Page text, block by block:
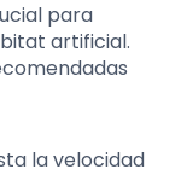
para
artificial.
la velocidad